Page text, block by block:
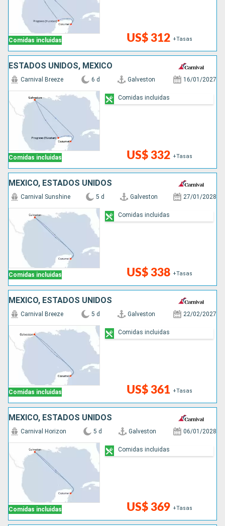
Comidas incluidas US$ 312 +Tasas
ESTADOS UNIDOS, MÉXICO
Comidas incluidas
Carnival Breeze 6 d Galveston 16/01/2027
US$ 332 +Tasas
Comidas incluidas
MÉXICO, ESTADOS UNIDOS
Comidas incluidas
Carnival Sunshine 5 d Galveston 27/01/2028
US$ 338 +Tasas
Comidas incluidas
MÉXICO, ESTADOS UNIDOS
Comidas incluidas
Carnival Breeze 5 d Galveston 22/02/2027
US$ 361 +Tasas
Comidas incluidas
MÉXICO, ESTADOS UNIDOS
Comidas incluidas
Carnival Horizon 5 d Galveston 06/01/2028
US$ 369 +Tasas
Comidas incluidas